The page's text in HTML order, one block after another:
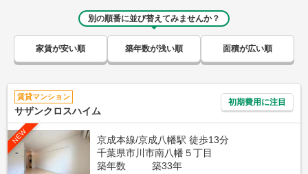
別の順番に並び替えてみませんか？
家賃が安い順 築年数が浅い順 面積が広い順
賃貸マンション
サザンクロスハイム
初期費用に注目
NEW
京成本線/京成八幡駅 徒歩13分
千葉県市川市南八幡５丁目
築年数
築33年